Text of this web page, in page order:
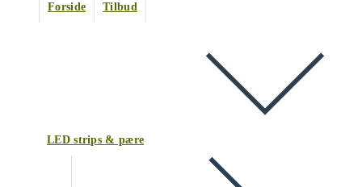
Forside
Tilbud
LED strips & pære